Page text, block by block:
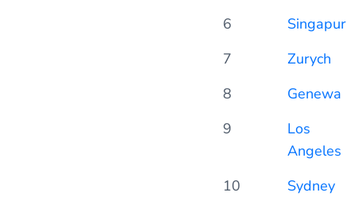
6
Singapur
7
Zurych
8
Genewa
9
Los
Angeles
10 Sydney